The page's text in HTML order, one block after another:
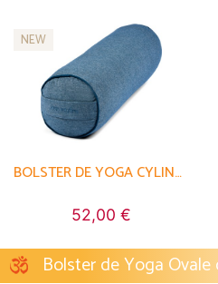
NEW
BOLSTER DE YOGA CYLINDRIQUE EN CHAMBRAY DE COTON BIOLOGIQUE - ÉPEAUTRE
52,00 €
Bolster de Yoga